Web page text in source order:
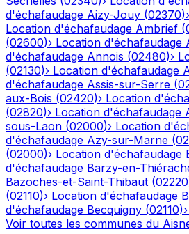
d'échafaudage Aizy-Jouy (02370)›
Location d'échafaudage Ambrief (
(02600)› Location d'échafaudage
d'échafaudage Annois (02480)›
(02130)› Location d'échafaudage
d'échafaudage Assis-sur-Serre (
aux-Bois (02420)› Location
(02820)› Location d'échafaudage
sous-Laon (02000)› Location
d'échafaudage Azy-sur-Marne (
(02000)› Location d'échafaudage
d'échafaudage Barzy-en-
Bazoches-et-Saint-Thibaut (02220
(02110)› Location d'échafaudage
d'échafaudage Becquigny (02110)›
Voir toutes les communes du